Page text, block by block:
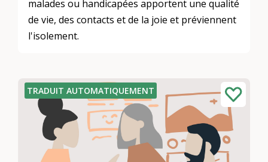
malades ou handicapées apportent une qualité
de vie, des contacts et de la joie et préviennent
l'isolement.
TRADUIT AUTOMATIQUEMENT